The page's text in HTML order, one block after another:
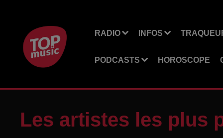
RADIO INFOS
PODCASTS HOROSCOPE
Les artistes les plus